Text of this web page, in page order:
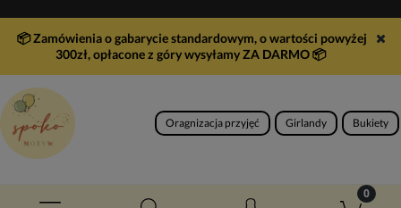
📦 Zamówienia o gabarycie standardowym, o wartości powyżej
300zł, opłacone z góry wysyłamy ZA DARMO📦
Oragnizacja przyjęć Girlandy Bukiety